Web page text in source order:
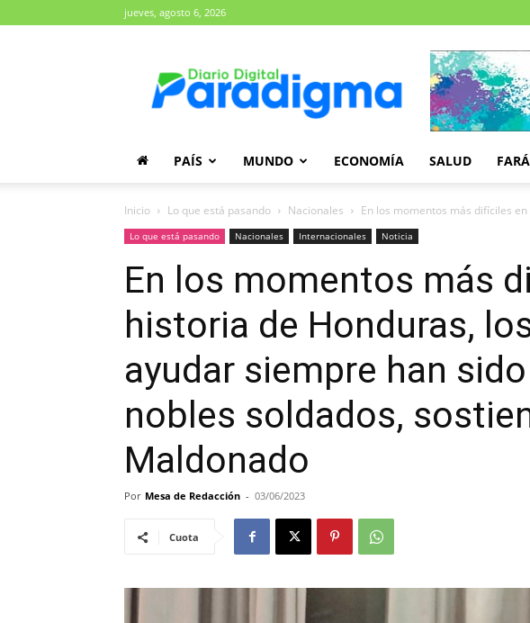
jueves, agosto 6, 2026
Paradigma
PAÍS MUNDO ECONOMÍA SALUD
Inicio Lo que está pasando Nacionales En los momentos más difíciles
Lo que está pasando Nacionales Internacionales Noticia
En los momentos más
historia de Honduras,
ayudar siempre han
nobles soldados,
Maldonado
Por Mesa de Redacción - 03/06/2023
Cuota